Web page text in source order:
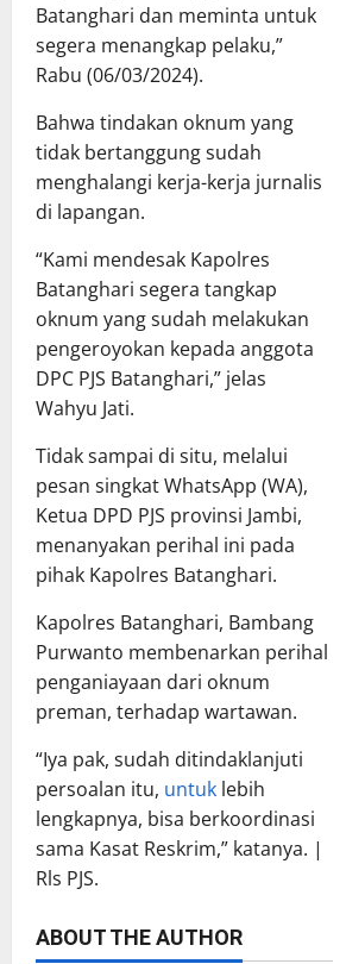
Batanghari dan meminta untuk
segera menangkap pelaku,”
Rabu (06/03/2024).
Bahwa tindakan oknum yang
tidak bertanggung sudah
menghalangi kerja-kerja jurnalis
di lapangan.
“Kami mendesak Kapolres
Batanghari segera tangkap
oknum yang sudah melakukan
pengeroyokan kepada anggota
DPC PJS Batanghari,” jelas
Wahyu Jati.
Tidak sampai di situ, melalui
pesan singkat WhatsApp (WA),
Ketua DPD PJS provinsi Jambi,
menanyakan perihal ini pada
pihak Kapolres Batanghari.
Kapolres Batanghari, Bambang
Purwanto membenarkan perihal
penganiayaan dari oknum
preman, terhadap wartawan.
“Iya pak, sudah ditindaklanjuti
persoalan itu, untuk lebih
lengkapnya, bisa berkoordinasi
sama Kasat Reskrim,” katanya. |
Rls PJS.
ABOUT THE AUTHOR